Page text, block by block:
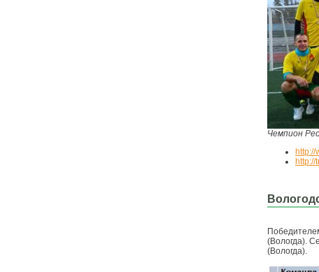
Чемпион
http://
http://
(Вологда).
(Вологда).